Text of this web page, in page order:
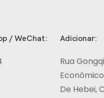
/ WeChat: Adicionar:
Rua
De Hebei,